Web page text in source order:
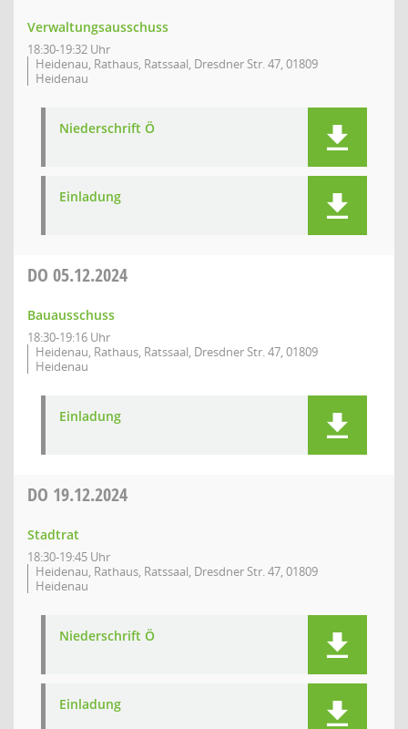
Verwaltungsausschuss
18:30-19:32 Uhr
Heidenau, Rathaus, Ratssaal, Dresdner Str. 47, 01809
Heidenau
Niederschrift Ö
Einladung
DO 05.12.2024
Bauausschuss
18:30-19:16 Uhr
Heidenau, Rathaus, Ratssaal, Dresdner Str. 47, 01809
Heidenau
Einladung
DO 19.12.2024
Stadtrat
18:30-19:45 Uhr
Heidenau, Rathaus, Ratssaal, Dresdner Str. 47, 01809
Heidenau
Niederschrift Ö
Einladung